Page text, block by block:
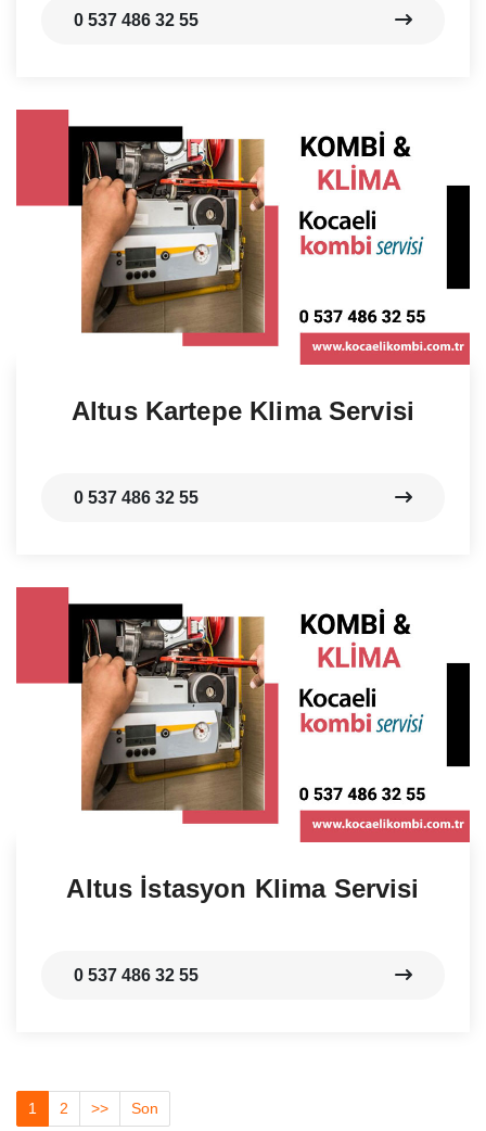
0 537 486 32 55
Altus Kartepe Klima Servisi
0 537 486 32 55
Altus İstasyon Klima Servisi
0 537 486 32 55
1 2 >> Son